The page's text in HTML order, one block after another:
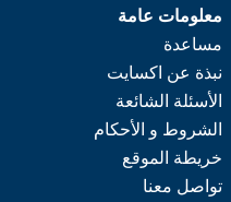
معلومات عامة
مساعدة
نبذة عن اكسايت
الأسئلة الشائعة
الشروط و الأحكام
خريطة الموقع
تواصل معنا